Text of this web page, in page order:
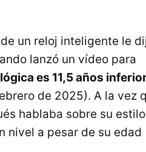
un reloj inteligente le
lanzó un vídeo para
es 11,5 años
de 2025). A la vez
hablaba sobre su
nivel a pesar de su edad